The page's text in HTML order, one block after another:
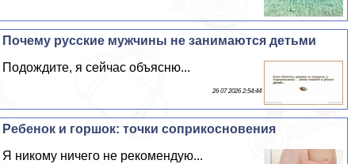
Почему русские мужчины не занимаются детьми
Подождите, я сейчас объясню...
26 07 2026 2:54:44
Ребенок и горшок: точки соприкосновения
Я никому ничего не рекомендую...